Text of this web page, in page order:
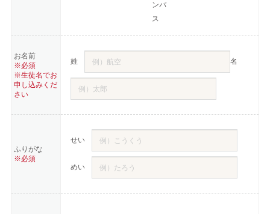
ンパ
ス
お名前
※必須
※生徒名でお
申し込みくだ
さい
姓 名
ふりがな
※必須
せい
めい